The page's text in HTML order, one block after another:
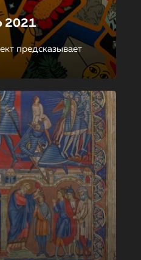
2021
предсказывает